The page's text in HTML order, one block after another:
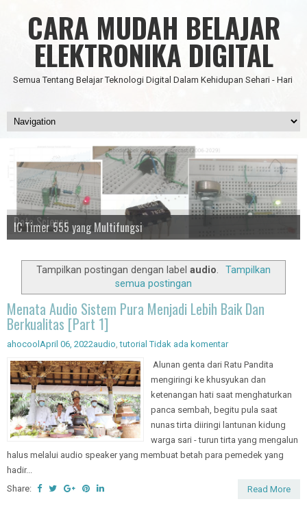
CARA MUDAH BELAJAR
ELEKTRONIKA DIGITAL
Semua Tentang Belajar Teknologi Digital Dalam Kehidupan Sehari - Hari
IC Timer 555 yang Multifungsi
Data Science
Artificial Intelligence - Pengenalan Object
JAM DIGITAL 6 DIGIT TANPA MICRO FULL CMOS
Node Red - Kontrol Industri 4.0
Tampilkan postingan dengan label audio
Tampilkan
semua postingan
Menata Audio Sistem Pura Menjadi Lebih Baik Dan
Berkualitas [Part 1]
ahocool April 06, 2022audio ,tutorial Tidak ada komentar
Alunan genta dari Ratu Pandita
mengiringi ke khusyukan dan
ketenangan hati saat menghaturkan
panca sembah, begitu pula saat
nunas tirta diiringi lantunan kidung
warga sari - turun tirta yang mengalun
halus melalui audio speaker yang membuat betah para pemedek yang
hadir...
Share:
Read More